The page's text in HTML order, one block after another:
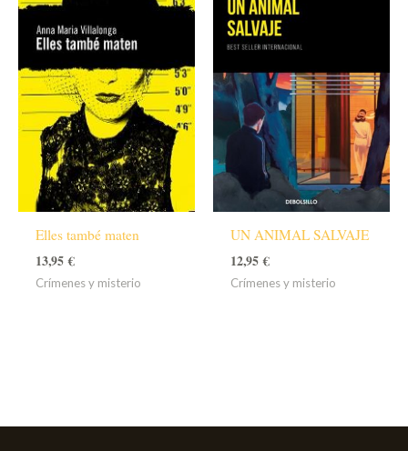
Elles també maten
13,95€
Crímenes y misterio
UN ANIMAL SALVAJE
12,95€
Crímenes y misterio